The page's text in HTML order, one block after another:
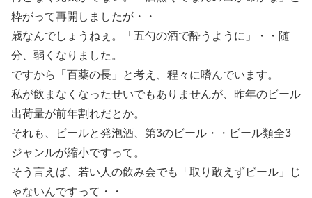
粋がって再開しましたが・・
歳なんでしょうねぇ。「五勺の酒で酔うように」・・随
分、弱くなりました。
ですから「百薬の長」と考え、程々に嗜んでいます。
私が飲まなくなったせいでもありませんが、昨年のビール
出荷量が前年割れだとか。
それも、ビールと発泡酒、第3のビール・・ビール類全3
ジャンルが縮小ですって。
そう言えば、若い人の飲み会でも「取り敢えずビール」じ
ゃないんですって・・